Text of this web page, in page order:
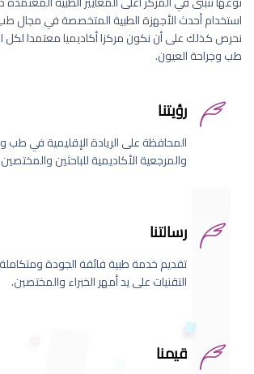
استخدام أحدث الأجهزة الطبية المتخصصة في مجال
نحرص كذلك على أن نكون مركزا أكاديميا معتمدا
طب وجراحة العيون.
رؤيتنا
المحافظة على الريادة الإقليمية في طب
والمرجعية الأكاديمية للباحثين والمختصين
رسالتنا
تقديم خدمة طبية فائقة الجودة
التقنيات على يد أمهر الخبراء والمختصين.
قيمنا